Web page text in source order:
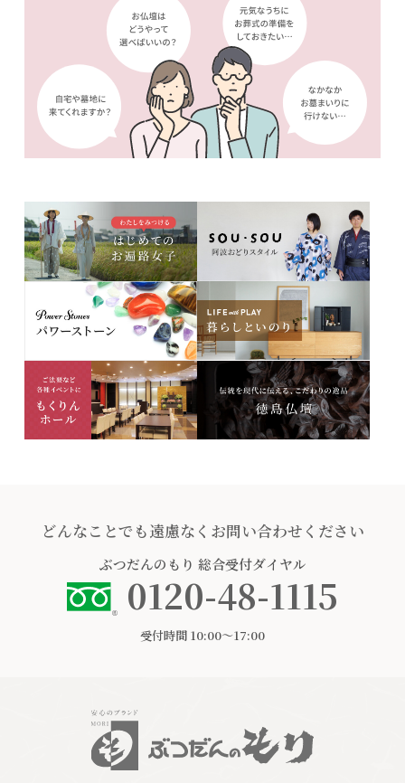
どんなことでも遠慮なくお問い合わせください
ぶつだんのもり 総合受付ダイヤル
0120-48-1115
受付時間 10:00〜17:00